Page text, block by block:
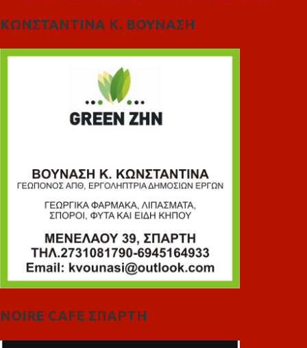
ΚΩΝΣΤΑΝΤΙΝΑ Κ. ΒΟΥΝΑΣΗ
NOIRE CAFE ΣΠΑΡΤΗ